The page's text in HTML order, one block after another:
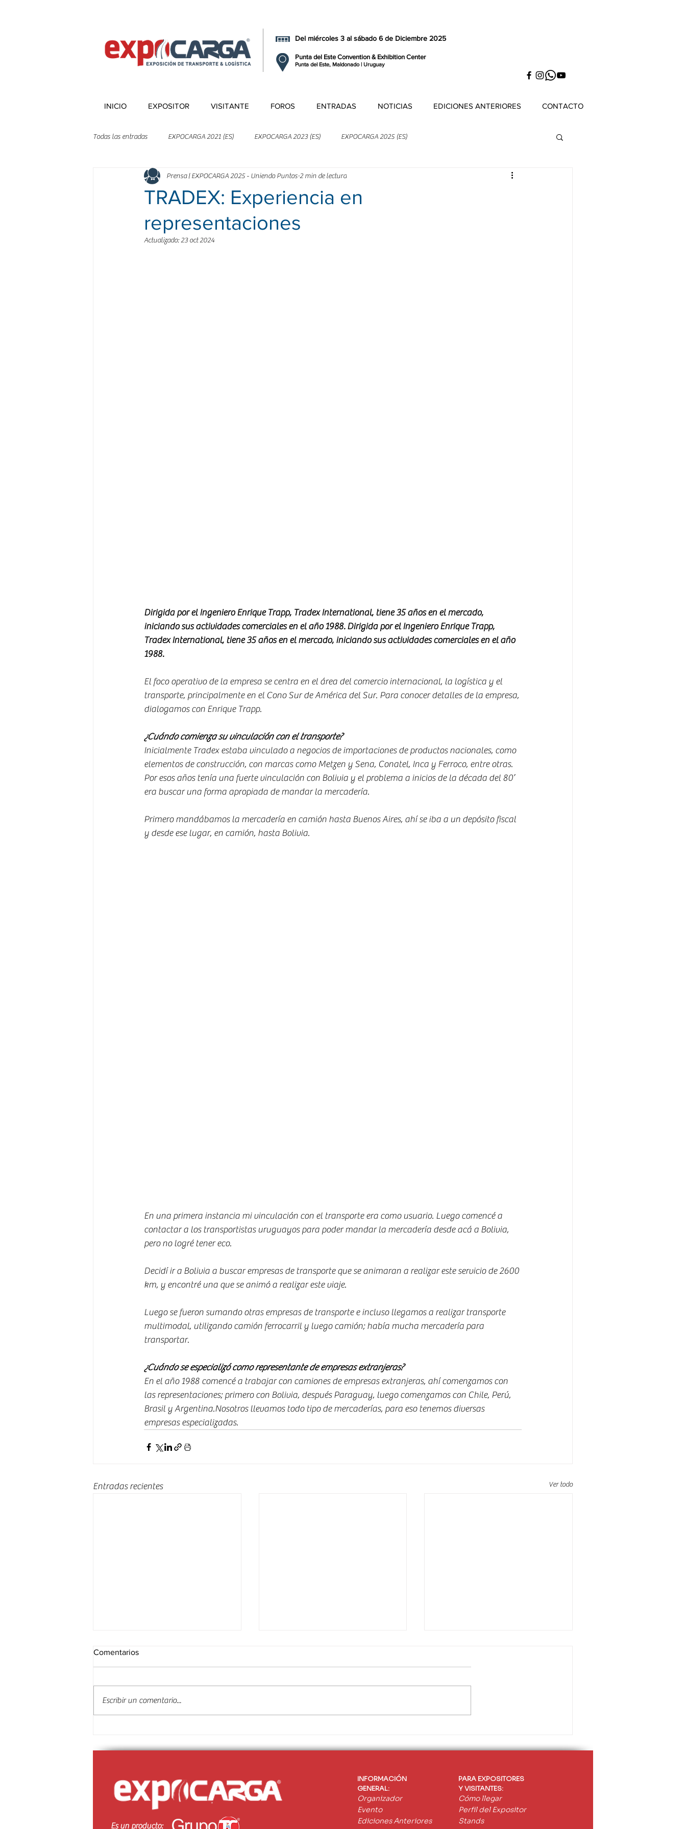
Punta del Este Convention & Exhibition Center
Punta del Este, Maldonado | Uruguay
Del miércoles 3 al sábado 6 de Diciembre 2025
INICIO EXPOSITOR VISITANTE FOROS ENTRADAS NOTICIAS EDICIONES ANTERIORES CONTACTO
Todas las entradas EXPOCARGA 2021 (ES) EXPOCARGA 2023 (ES) EXPOCARGA 2025 (ES)
TRADEX: Experiencia en
representaciones
Prensa | EXPOCARGA 2025 - Uniendo Puntos 2 min de lectura
Actualizado:23 oct 2024
Dirigida por el Ingeniero Enrique Trapp, Tradex International, tiene 35 años en el mercado,
iniciando sus actividades comerciales en el año 1988. Dirigida por el Ingeniero Enrique Trapp,
Tradex International, tiene 35 años en el mercado, iniciando sus actividades comerciales en el año
1988.
El foco operativo de la empresa se centra en el área del comercio internacional, la logística y el
transporte, principalmente en el Cono Sur de América del Sur. Para conocer detalles de la empresa,
dialogamos con Enrique Trapp.
¿Cuándo comienza su vinculación con el transporte?
Inicialmente Tradex estaba vinculado a negocios de importaciones de productos nacionales, como
elementos de construcción, con marcas como Metzen y Sena, Conatel, Inca y Ferroco, entre otras.
Por esos años tenía una fuerte vinculación con Bolivia y el problema a inicios de la década del 80’
era buscar una forma apropiada de mandar la mercadería.
Primero mandábamos la mercadería en camión hasta Buenos Aires, ahí se iba a un depósito fiscal
y desde ese lugar, en camión, hasta Bolivia.
En una primera instancia mi vinculación con el transporte era como usuario. Luego comencé a
contactar a los transportistas uruguayos para poder mandar la mercadería desde acá a Bolivia,
pero no logré tener eco.
Decidí ir a Bolivia a buscar empresas de transporte que se animaran a realizar este servicio de 2600
km, y encontré una que se animó a realizar este viaje.
Luego se fueron sumando otras empresas de transporte e incluso llegamos a realizar transporte
multimodal, utilizando camión ferrocarril y luego camión; había mucha mercadería para
transportar.
¿Cuándo se especializó como representante de empresas extranjeras?
En el año 1988 comencé a trabajar con camiones de empresas extranjeras, ahí comenzamos con
las representaciones; primero con Bolivia, después Paraguay, luego comenzamos con Chile, Perú,
Brasil y Argentina.Nosotros llevamos todo tipo de mercaderías, para eso tenemos diversas
empresas especializadas.
Entradas recientes Ver todo
EXPOCARGA
transporte
pionero de electrolinera
Comentarios
Escribir un comentario...
Es un producto:
INFORMACIÓN
GENERAL:
Organizador
Evento
Ediciones Anteriores
PARA EXPOSITORES
Y VISITANTES:
Cómo llegar
Perfil del Expositor
Stands